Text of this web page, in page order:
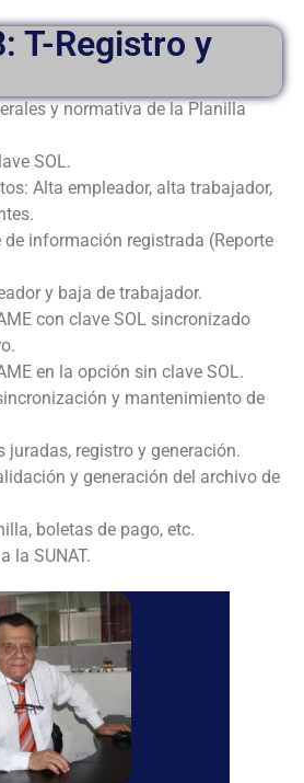
T-Registro y
y normativa de la Planilla
SOL.
Alta empleador, alta trabajador,
información registrada (Reporte
y baja de trabajador.
con clave SOL sincronizado
en la opción sin clave SOL.
y mantenimiento de
juradas, registro y generación.
y generación del archivo de
boletas de pago, etc.
la SUNAT.